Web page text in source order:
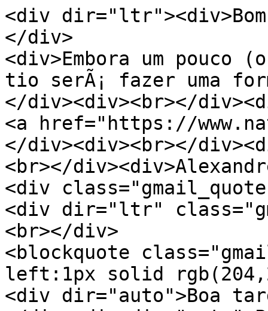
<div
</div>
<div>Embora um
tio serÃ¡ fazer uma
</div><div><br></
<a href="https://
</div><div><br></
<br></
<div
<div dir="ltr"
<br></div>
<blockquote
left:1px solid
<div dir="auto">Boa